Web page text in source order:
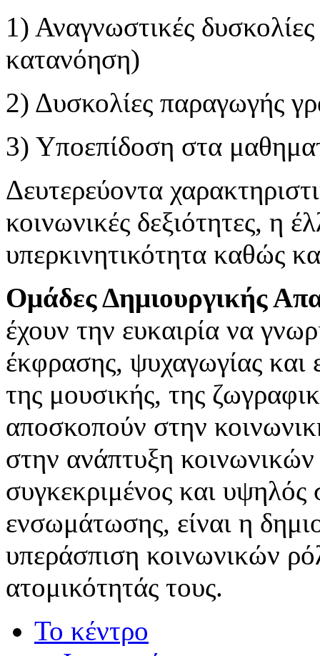
1) Αναγνωστικές
κατανόηση)
2) Δυσκολίες παραγωγής
3) Υποεπίδοση στα
Δευτερεύοντα
κοινωνικές δεξιότητες, η
υπερκινητικότητα καθώς
Ομάδες Δημιουργικής
έχουν την ευκαιρία να
έκφρασης, ψυχαγωγίας και
της μουσικής, της
αποσκοπούν στην
στην ανάπτυξη
συγκεκριμένος και υψηλός
ενσωμάτωσης, είναι η
υπεράσπιση κοινωνικών
ατομικότητάς τους.
Το κέντρο